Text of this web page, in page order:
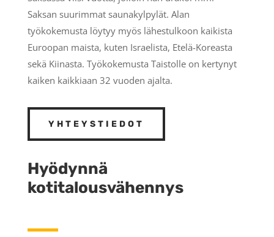
Saksan suurimmat saunakylpylät. Alan
työkokemusta löytyy myös lähestulkoon kaikista
Euroopan maista, kuten Israelista, Etelä-Koreasta
sekä Kiinasta. Työkokemusta Taistolle on kertynyt
kaiken kaikkiaan 32 vuoden ajalta.
YHTEYSTIEDOT
Hyödynnä
kotitalousvähennys